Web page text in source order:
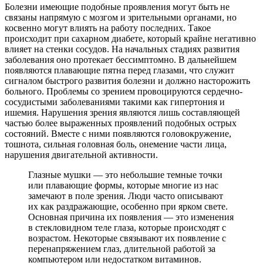
Болезни имеющие подобные проявления могут быть не
связаны напрямую с мозгом и зрительными органами, но
косвенно могут влиять на работу последних. Такое
происходит при сахарном диабете, который крайне негативно
влияет на стенки сосудов. На начальных стадиях развития
заболевания оно протекает бессимптомно. В дальнейшем
появляются плавающие пятна перед глазами, что служит
сигналом быстрого развития болезни и должно насторожить
больного. Проблемы со зрением провоцируются сердечно-
сосудистыми заболеваниями такими как гипертония и
ишемия. Нарушения зрения являются лишь составляющей
частью более выраженных проявлений подобных острых
состояний. Вместе с ними появляются головокружение,
тошнота, сильная головная боль, онемение части лица,
нарушения двигательной активности.
Глазные мушки — это небольшие темные точки
или плавающие формы, которые многие из нас
замечают в поле зрения. Люди часто описывают
их как раздражающие, особенно при ярком свете.
Основная причина их появления — это изменения
в стекловидном теле глаза, которые происходят с
возрастом. Некоторые связывают их появление с
перенапряжением глаз, длительной работой за
компьютером или недостатком витаминов.